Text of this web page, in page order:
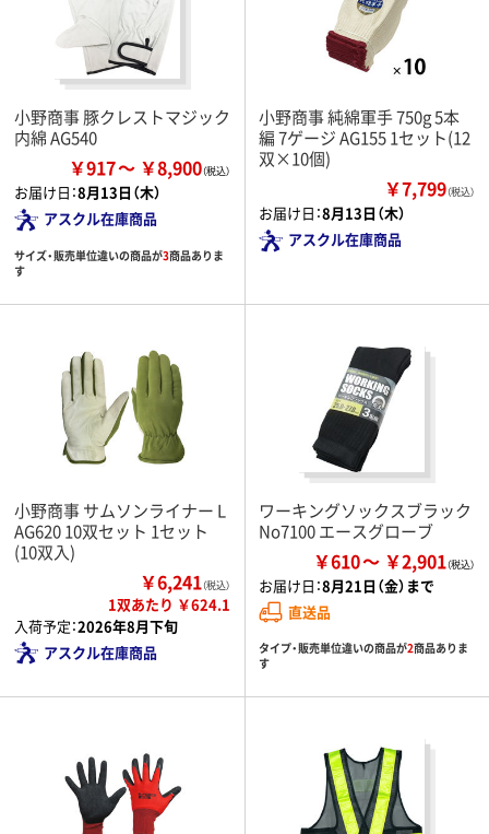
小野商事 豚クレストマジック
内綿 AG540
￥917 ￥8,900
お届け日：8月13日（木）
アスクル在庫商品
サイズ・販売単位違いの商品が3商品ありま
す
小野商事 純綿軍手 750g 5本
編 7ゲージ AG155 1セット(12
双×10個)
￥7,799（税込）
お届け日：8月13日（木）
アスクル在庫商品
小野商事 サムソンライナー L
AG620 10双セット 1セット
(10双入)
￥6,241（税込）
1双あたり ￥624.1
入荷予定：2026年8月下旬
アスクル在庫商品
ワーキングソックスブラック
No7100 エースグローブ
￥610 ￥2,901
お届け日：8月21日（金）まで
直送品
タイプ・販売単位違いの商品が2商品ありま
す